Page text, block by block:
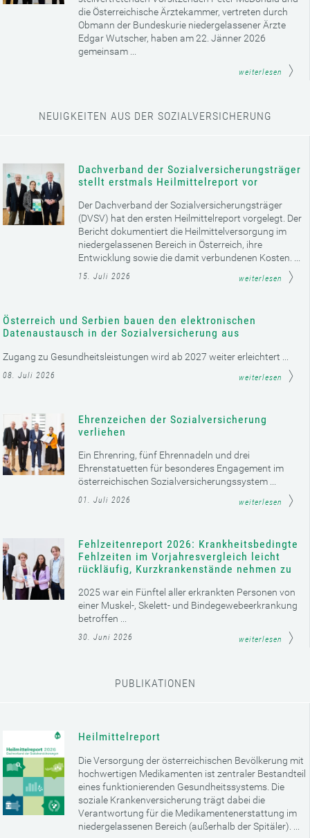
die Österreichische Ärztekammer, vertreten durch
Obmann der Bundeskurie niedergelassener Ärzte
Edgar Wutscher, haben am 22. Jänner 2026
gemeinsam ...
weiterlesen
NEUIGKEITEN AUS DER SOZIALVERSICHERUNG
Dachverband der Sozialversicherungsträger
stellt erstmals Heilmittelreport vor
Der Dachverband der Sozialversicherungsträger
(DVSV) hat den ersten Heilmittelreport vorgelegt. Der
Bericht dokumentiert die Heilmittelversorgung im
niedergelassenen Bereich in Österreich, ihre
Entwicklung sowie die damit verbundenen Kosten. ...
15. Juli 2026 weiterlesen
Österreich und Serbien bauen den elektronischen
Datenaustausch in der Sozialversicherung aus
Zugang zu Gesundheitsleistungen wird ab 2027 weiter erleichtert ...
08. Juli 2026 weiterlesen
Ehrenzeichen der Sozialversicherung
verliehen
Ein Ehrenring, fünf Ehrennadeln und drei
Ehrenstatuetten für besonderes Engagement im
österreichischen Sozialversicherungssystem ...
01. Juli 2026 weiterlesen
Fehlzeitenreport 2026: Krankheitsbedingte
Fehlzeiten im Vorjahresvergleich leicht
rückläufig, Kurzkrankenstände nehmen zu
2025 war ein Fünftel aller erkrankten Personen von
einer Muskel-, Skelett- und Bindegewebeerkrankung
betroffen ...
30. Juni 2026 weiterlesen
PUBLIKATIONEN
Heilmittelreport
Die Versorgung der österreichischen Bevölkerung mit
hochwertigen Medikamenten ist zentraler Bestandteil
eines funktionierenden Gesundheitssystems. Die
soziale Krankenversicherung trägt dabei die
Verantwortung für die Medikamentenerstattung im
niedergelassenen Bereich (außerhalb der Spitäler). ...